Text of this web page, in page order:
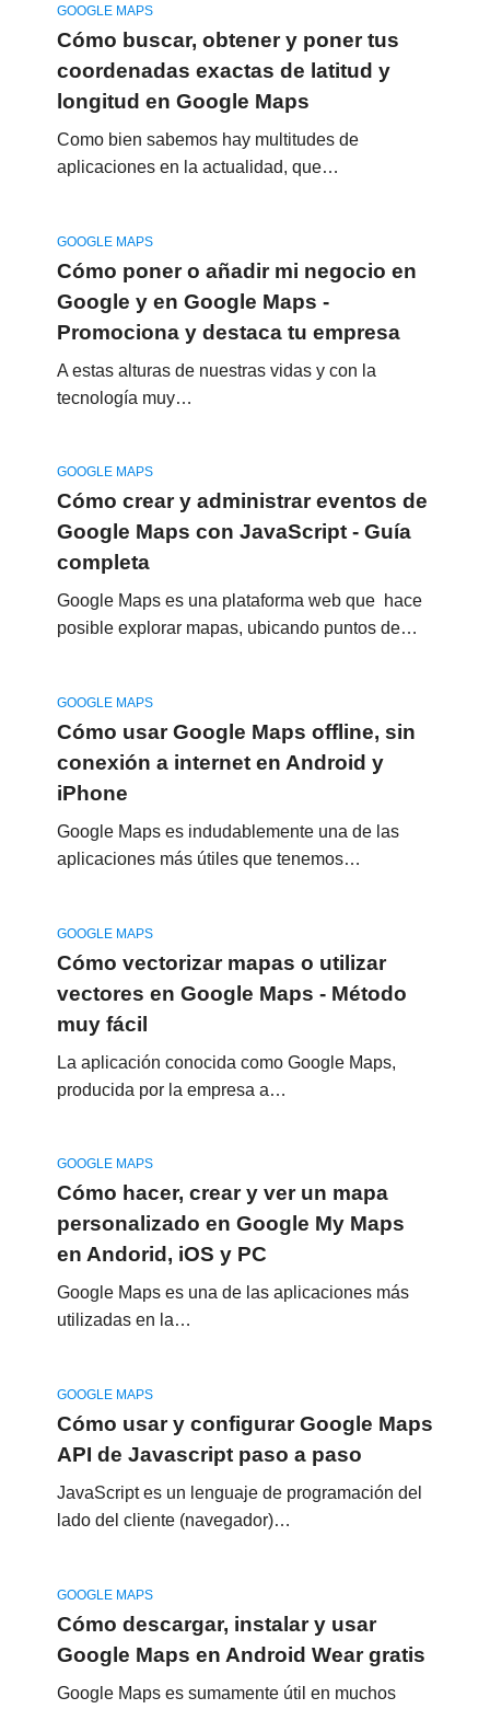
GOOGLE MAPS
Cómo buscar, obtener y poner tus
coordenadas exactas de latitud y
longitud en Google Maps
Como bien sabemos hay multitudes de
aplicaciones en la actualidad, que…
GOOGLE MAPS
Cómo poner o añadir mi negocio en
Google y en Google Maps -
Promociona y destaca tu empresa
A estas alturas de nuestras vidas y con la
tecnología muy…
GOOGLE MAPS
Cómo crear y administrar eventos de
Google Maps con JavaScript - Guía
completa
Google Maps es una plataforma web que hace
posible explorar mapas, ubicando puntos de…
GOOGLE MAPS
Cómo usar Google Maps offline, sin
conexión a internet en Android y
iPhone
Google Maps es indudablemente una de las
aplicaciones más útiles que tenemos…
GOOGLE MAPS
Cómo vectorizar mapas o utilizar
vectores en Google Maps - Método
muy fácil
La aplicación conocida como Google Maps,
producida por la empresa a…
GOOGLE MAPS
Cómo hacer, crear y ver un mapa
personalizado en Google My Maps
en Andorid, iOS y PC
Google Maps es una de las aplicaciones más
utilizadas en la…
GOOGLE MAPS
Cómo usar y configurar Google Maps
API de Javascript paso a paso
JavaScript es un lenguaje de programación del
lado del cliente (navegador)…
GOOGLE MAPS
Cómo descargar, instalar y usar
Google Maps en Android Wear gratis
Google Maps es sumamente útil en muchos